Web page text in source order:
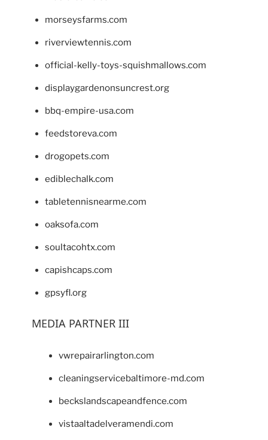
morseysfarms.com
riverviewtennis.com
official-kelly-toys-squishmallows.com
displaygardenonsuncrest.org
bbq-empire-usa.com
feedstoreva.com
drogopets.com
ediblechalk.com
tabletennisnearme.com
oaksofa.com
soultacohtx.com
capishcaps.com
gpsyfl.org
MEDIA PARTNER III
vwrepairarlington.com
cleaningservicebaltimore-md.com
beckslandscapeandfence.com
vistaaltadelveramendi.com